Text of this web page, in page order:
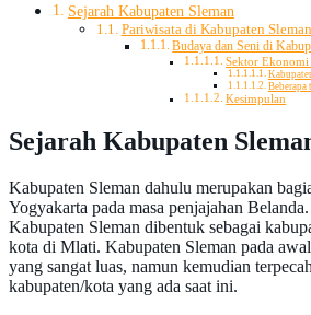
Sejarah Kabupaten Sleman
Pariwisata di Kabupaten Sleman
Budaya dan Seni di
Sektor Ekonomi
Beberapa
Kesimpulan
Sejarah Kabupaten
Kabupaten Sleman dahulu merupakan
Yogyakarta pada masa penjajahan
Kabupaten Sleman dibentuk sebagai
kota di Mlati. Kabupaten Sleman pada
yang sangat luas, namun kemudian
kabupaten/kota yang ada saat ini.